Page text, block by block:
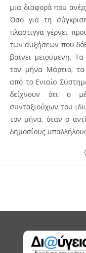
μια διαφορά που
Όσο για τη
πλάστιγγα γέρνει
των αυξήσεων που
βαίνει μειούμενη.
τον μήνα Μάρτιο, τα
από το Ενιαίο
δείχνουν ότι ο
συνταξιούχων του
τον μήνα, όταν ο
δημοσίους